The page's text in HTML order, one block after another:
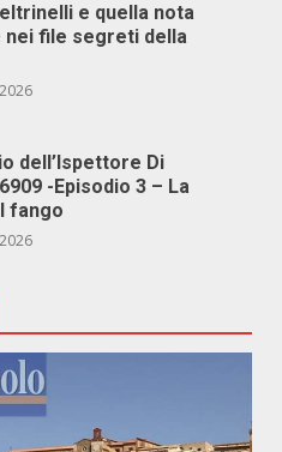
e quella nota
nei file segreti della
dell’Ispettore Di
-Episodio 3 – La
fango